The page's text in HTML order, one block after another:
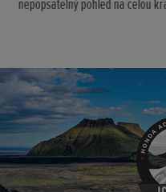
nepopsatelný pohled na celou